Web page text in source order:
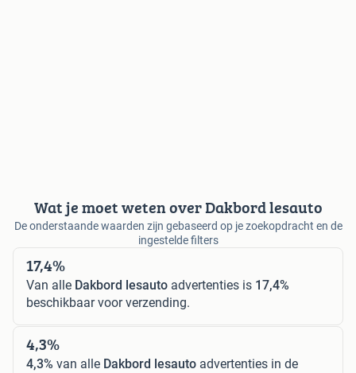
Wat je moet weten over Dakbord lesauto
De onderstaande waarden zijn gebaseerd op je zoekopdracht en de
ingestelde filters
17,4%
Van alle Dakbord lesauto advertenties is 17,4%
beschikbaar voor verzending.
4,3%
4,3% van alle Dakbord lesauto advertenties in de